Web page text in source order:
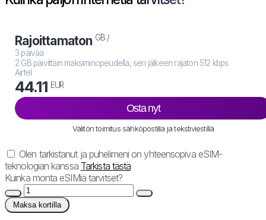
Rajoittamaton GB /
3 päivää
2 GB päivittäin maksiminopeudella, sen jälkeen rajaton 512 kbps
Airtel
44.11 EUR
Osta nyt
Välitön toimitus sähköpostilla ja tekstiviestillä
Olen tarkistanut ja puhelimeni on yhteensopiva eSIM-
teknologian kanssa Tarkista tästä
Kuinka monta eSIMiä tarvitset?
Maksa kortilla